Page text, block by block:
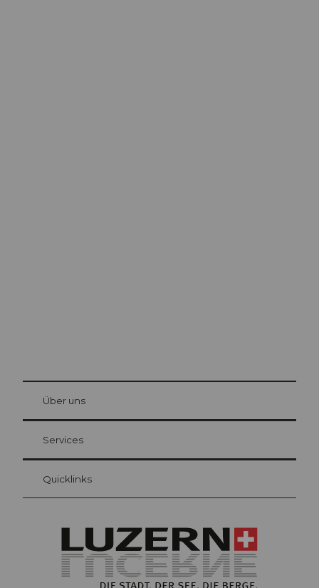
Gästekarte Luzern
Ihre Vorteile als Übernachtungsgast
at Bre
Über uns
Services
Quicklinks